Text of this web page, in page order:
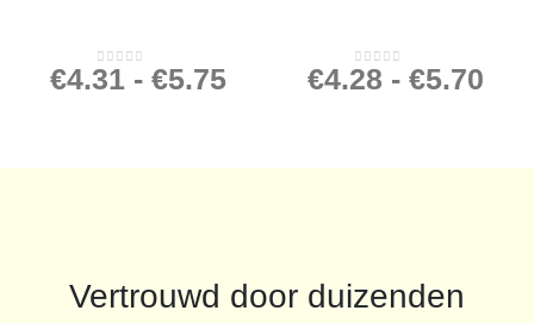
0out of 5
€4.31 - €5.75 0out of 5
€4.28 - €5.70
Vertrouwd door duizenden